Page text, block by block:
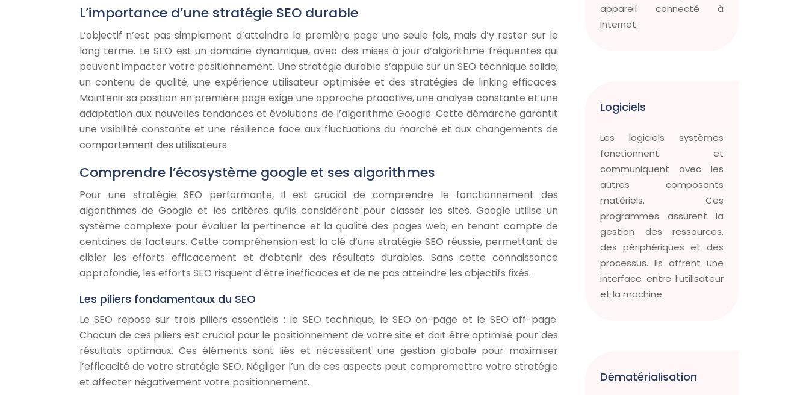
L’importance d’une stratégie SEO durable
L’objectif n’est pas simplement d’atteindre la première page une seule fois, mais d’y rester sur le
long terme. Le SEO est un domaine dynamique, avec des mises à jour d’algorithme fréquentes qui
peuvent impacter votre positionnement. Une stratégie durable s’appuie sur un SEO technique solide,
un contenu de qualité, une expérience utilisateur optimisée et des stratégies de linking efficaces.
Maintenir sa position en première page exige une approche proactive, une analyse constante et une
adaptation aux nouvelles tendances et évolutions de l’algorithme Google. Cette démarche garantit
une visibilité constante et une résilience face aux fluctuations du marché et aux changements de
comportement des utilisateurs.
Comprendre l’écosystème google et ses algorithmes
Pour une stratégie SEO performante, il est crucial de comprendre le fonctionnement des
algorithmes de Google et les critères qu’ils considèrent pour classer les sites. Google utilise un
système complexe pour évaluer la pertinence et la qualité des pages web, en tenant compte de
centaines de facteurs. Cette compréhension est la clé d’une stratégie SEO réussie, permettant de
cibler les efforts efficacement et d’obtenir des résultats durables. Sans cette connaissance
approfondie, les efforts SEO risquent d’être inefficaces et de ne pas atteindre les objectifs fixés.
Les piliers fondamentaux du SEO
Le SEO repose sur trois piliers essentiels : le SEO technique, le SEO on-page et le SEO off-page.
Chacun de ces piliers est crucial pour le positionnement de votre site et doit être optimisé pour des
résultats optimaux. Ces éléments sont liés et nécessitent une gestion globale pour maximiser
l’efficacité de votre stratégie SEO. Négliger l’un de ces aspects peut compromettre votre stratégie
et affecter négativement votre positionnement.
appareil connecté à
Internet.
Logiciels
Les logiciels systèmes
fonctionnent et
communiquent avec les
autres composants
matériels. Ces
programmes assurent la
gestion des ressources,
des périphériques et des
processus. Ils offrent une
interface entre l’utilisateur
et la machine.
Dématérialisation